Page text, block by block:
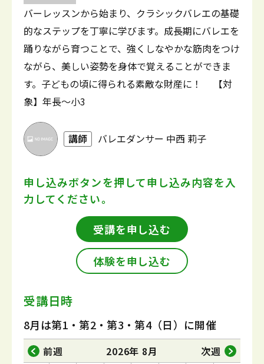
バーレッスンから始まり、クラシックバレエの基礎
的なステップを丁寧に学びます。成長期にバレエを
踊りながら育つことで、強くしなやかな筋肉をつけ
ながら、美しい姿勢を身体で覚えることができま
す。子どもの頃に得られる素敵な財産に！ 【対
象】年長～小3
講師 バレエダンサー 中西 莉子
申し込みボタンを押して申し込み内容を入
力してください。
受講を申し込む
体験を申し込む
受講日時
8月は第1・第2・第3・第4（日）に開催
前週 2026年 8月 次週